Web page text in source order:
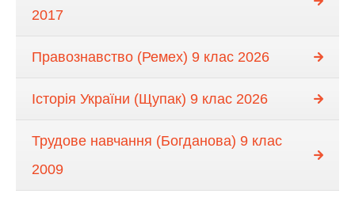
2017
Правознавство (Ремех) 9 клас 2026
Історія України (Щупак) 9 клас 2026
Трудове навчання (Богданова) 9 клас
2009